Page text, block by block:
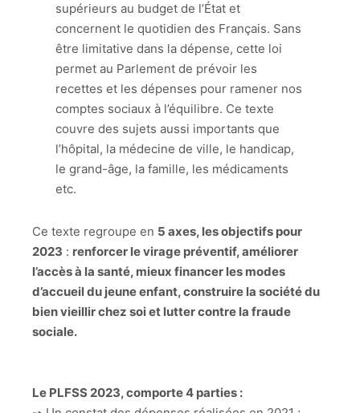
supérieurs au budget de l’État et
concernent le quotidien des Français. Sans
être limitative dans la dépense, cette loi
permet au Parlement de prévoir les
recettes et les dépenses pour ramener nos
comptes sociaux à l’équilibre. Ce texte
couvre des sujets aussi importants que
l’hôpital, la médecine de ville, le handicap,
le grand-âge, la famille, les médicaments
etc.
Ce texte regroupe en 5 axes, les objectifs pour
2023 : renforcer le virage préventif, améliorer
l’accès à la santé, mieux financer les modes
d’accueil du jeune enfant, construire la société du
bien vieillir chez soi et lutter contre la fraude
sociale.
Le PLFSS 2023, comporte 4 parties :